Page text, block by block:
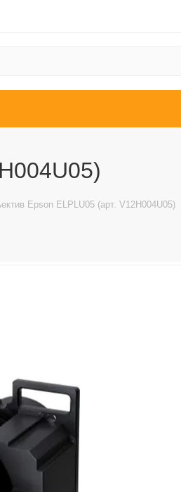
Epson ELPLU05 (арт. V12H004U05)